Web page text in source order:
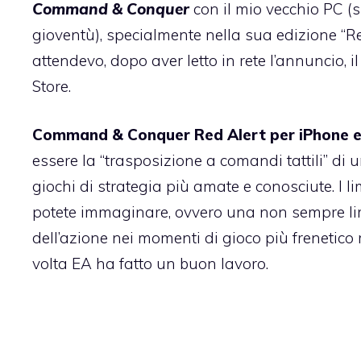
Command & Conquercon il mio vecchio PC
gioventù), specialmente nella sua edizione
attendevo, dopo aver letto in rete l’annuncio,
Store.
Command & Conquer Red Alert per iPhone
essere la “trasposizione a comandi tattili” di
giochi di strategia più amate e conosciute. I
potete immaginare, ovvero una non sempre
dell’azione nei momenti di gioco più
volta EA ha fatto un buon lavoro.